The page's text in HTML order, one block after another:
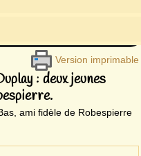
Version imprimable
: deux jeunes
ami fidèle de Robespierre